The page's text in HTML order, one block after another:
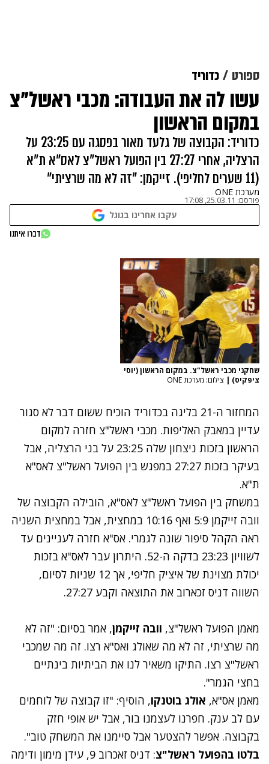
ספורט כדוריד
עשו לה את העבודה: מכבי ראשל"צ
במקום הראשון
כדוריד: הקבוצה של גלעד מאור בפסגה עם 23:25 על
הרצליה, אחרי 27:27 בין הפועל ראשל"צ לאס"א ת"א
(11 שערים לחליפי). זייקמן: "זה לא מה שרציתי"
מערכת ONE
פורסם: 25.03.11, 17:08
עקבו אחרינו בגוגל
דברו איתנו
שחקני מכבי ראשל"צ. במקום הראשון (יוסי
ציפקיס) | צילום: מערכת ONE
המחזור ה-21 בליגה בכדוריד הוכיח ששום דבר לא סגור
עדיין במאבק האליפות. מכבי ראשל"צ חזרה למקום
הראשון בזכות ניצחון שלה 23:25 על בני הרצליה, אבל
בעיקר בזכות 27:27 במפגש בין הפועל ראשל"צ לאס"א
ת"א.
במשחק בין הפועל ראשל"צ לאס"א, הובילה הקבוצה של
וובה זייקמן 5:9 ואף 10:16 במחצית, אבל במחצית השניה
ראה הקהל סיפור שונה לגמרי. אס"א חזרה לעניינים עד
לשוויון 23:23 בדקה ה-52. היתרון עבר לאס"א בזכות
יכולת מצוינת של איציק חליפי, אך 12 שניות לסיום,
השווה דניס זכארוב את התוצאה וקבע 27:27.
מאמן הפועל ראשל"צ, וובה זייקמן, אמר בסיום: "זה לא
מה שרציתי, זה לא מה שאולג ואס"א רצו. זה מה שמכבי
ראשל"צ רצו. התיקו משאיר לנו את הביתיות בינתיים
בחצי הגמר".
מאמן אס"א, אולג בוטנקו, הוסיף: "זו קבוצה של לוחמים
עם לב ענק. חפרנו לעצמנו בור, אבל יש אופי חזק
בקבוצה. אפשר להצטער אבל סיימנו את המשחק טוב".
בלטו בהפועל ראשל"צ
: דניס זאכרוב 9, עידן מימון ודימה